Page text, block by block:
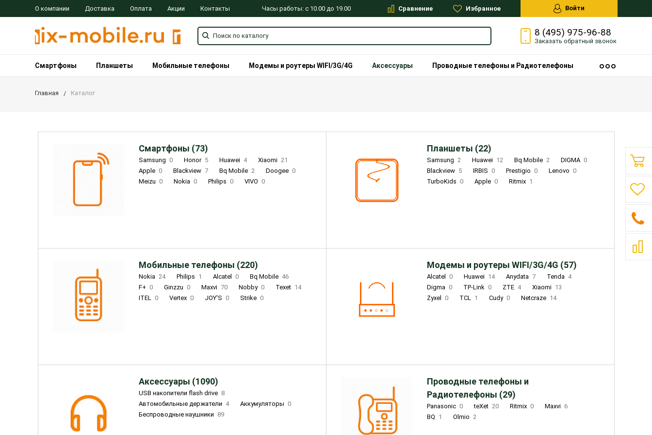
О компании Доставка Оплата Акции Контакты Часы работы: с 10.00 до 19.00 Сравнение Избранное Войти
8 (495) 975-96-88
Заказать обратный звонок
Смартфоны Планшеты Мобильные телефоны Модемы и роутеры WIFI/3G/4G Аксессуары Проводные телефоны и Радиотелефоны
Главная Каталог
Смартфоны (73)
Samsung 0 Honor 5 Huawei 4 Xiaomi 21
Apple 0 Blackview 7 Bq Mobile 2 Doogee 0
Meizu 0 Nokia 0 Philips 0 VIVO 0
Планшеты (22)
Samsung 2 Huawei 12 Bq Mobile 2 DIGMA 0
Blackview 5 IRBIS 0 Prestigio 0 Lenovo 0
TurboKids 0 Apple 0 Ritmix 1
Мобильные телефоны (220)
Nokia 24 Philips 1 Alcatel 0 Bq Mobile 46
F+ 0 Ginzzu 0 Maxvi 70 Nobby 0 Texet 14
ITEL 0 Vertex 0 JOY'S 0 Strike 0
Модемы и роутеры WIFI/3G/4G (57)
Alcatel 0 Huawei 14 Anydata 7 Tenda 4
Digma 0 TP-Link 0 ZTE 4 Xiaomi 13
Zyxel
0 TCL 1 Cudy 0 Netcraze 14
Аксессуары (1090)
USB накопители flash drive 8
Автомобильные держатели 4 Аккумуляторы 0
Беспроводные наушники 89
Проводные телефоны и
Радиотелефоны (29)
Panasonic 0 teXet 20 Ritmix 0 Maxvi 6
BQ 1 Olmio 2